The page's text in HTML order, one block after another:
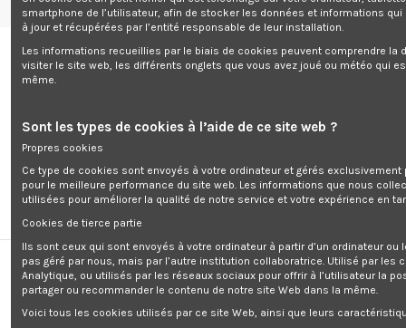
Livraison Mentions légales Accueil Wishlist ( 0)
Maison Groupe hydrophore
Groupe hydrophore
smartphone de l’utilisateur, afin de stocker les données et informations
à jour et récupérées par l’entité responsable de leur installation.
Les informations recueillies par le biais de cookies peuvent comprendre la
visiter le site web, les différents onglets que vous avez joué ou météo qui
même.
Sont les types de cookies à l’aide de ce site web ?
Propres cookies
Ce type de cookies sont envoyés à votre ordinateur et gérés exclusivement
pour le meilleure performance du site web. Les informations que nous
utilisées pour améliorer la qualité de notre service et votre expérience en
Cookies de tierce partie
Ils sont ceux qui sont envoyés à votre ordinateur à partir d’un ordinateur ou
pas géré par nous, mais par l’autre institution collaboratrice. Utilisé par les
Analytique, ou utilisés par les réseaux sociaux pour offrir à l’utilisateur la
partager ou recommander le contenu de notre site Web dans la même.
Voici tous les cookies utilisés par ce site Web, ainsi que leurs